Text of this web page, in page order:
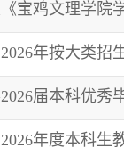
宝鸡文理学院
年按大类招
届本科优秀
年度本科生